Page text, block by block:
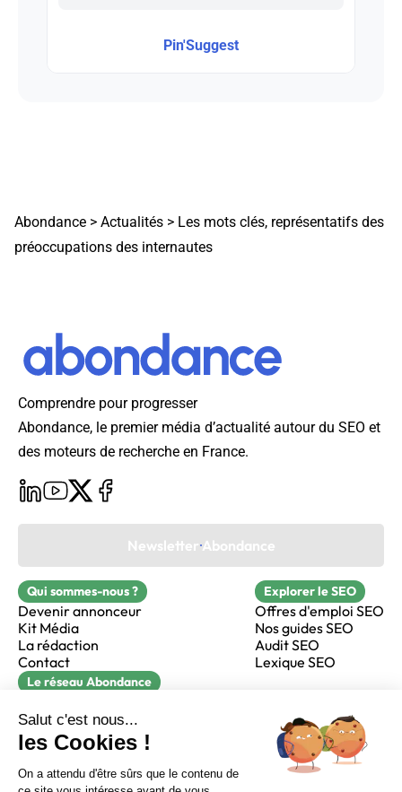
Sur LinkedIn Sur Youtube
Pin'Suggest
Abondance > Actualités > Les mots clés, représentatifs des
préoccupations des internautes
Comprendre pour progresser
Abondance, le premier média d’actualité autour du SEO et
des moteurs de recherche en France.
Newsletter Abondance
Qui sommes-nous ?
Devenir annonceur
Kit Média
La rédaction
Contact
Explorer le SEO
Offres d'emploi SEO
Nos guides SEO
Audit SEO
Lexique SEO
Le réseau Abondance
Réacteur
alfie formation